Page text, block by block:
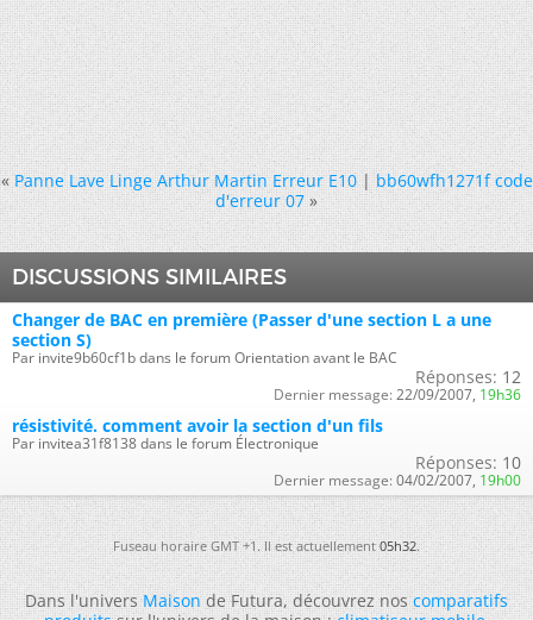
« Panne Lave Linge Arthur Martin Erreur E10|bb60wfh1271f code
d'erreur 07 »
DISCUSSIONS SIMILAIRES
Changer de BAC en première (Passer d'une section L a une
section S)
Par invite9b60cf1b dans le forum Orientation avant le BAC
Réponses: 12
Dernier message: 22/09/2007, 19h36
résistivité. comment avoir la section d'un fils
Par invitea31f8138 dans le forum Électronique
Réponses: 10
Dernier message: 04/02/2007, 19h00
Fuseau horaire GMT +1. Il est actuellement05h32.
Dans l'universMaisonde Futura, découvrez noscomparatifs